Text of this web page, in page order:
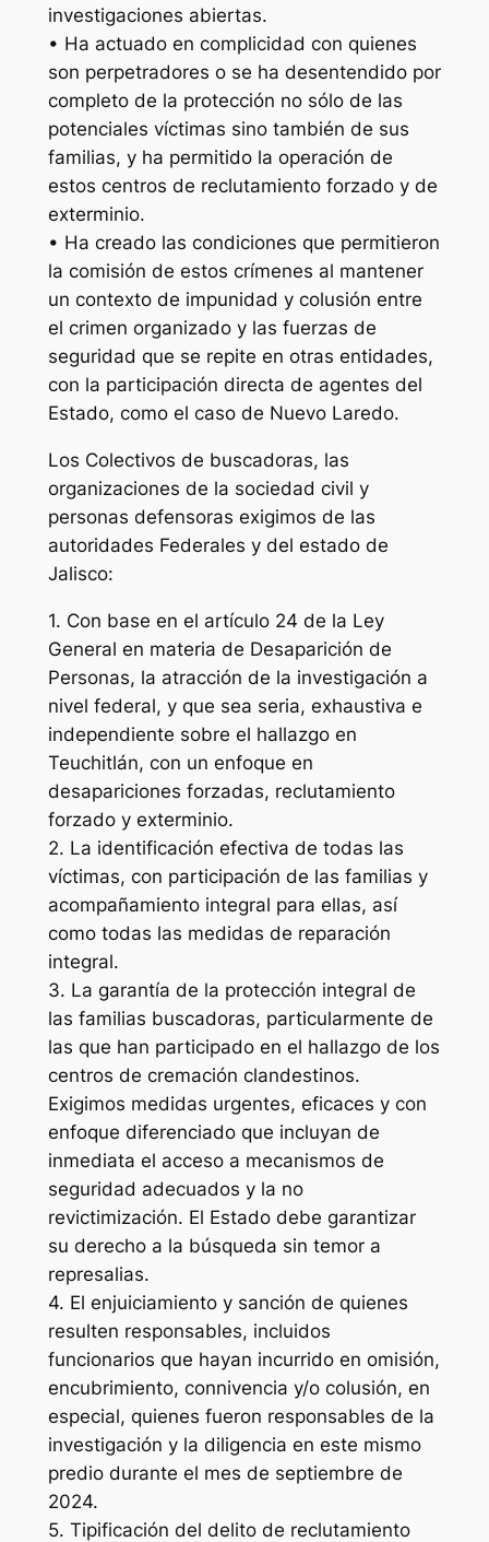
investigaciones abiertas.
• Ha actuado en complicidad con quienes
son perpetradores o se ha desentendido por
completo de la protección no sólo de las
potenciales víctimas sino también de sus
familias, y ha permitido la operación de
estos centros de reclutamiento forzado y de
exterminio.
• Ha creado las condiciones que permitieron
la comisión de estos crímenes al mantener
un contexto de impunidad y colusión entre
el crimen organizado y las fuerzas de
seguridad que se repite en otras entidades,
con la participación directa de agentes del
Estado, como el caso de Nuevo Laredo.
Los Colectivos de buscadoras, las
organizaciones de la sociedad civil y
personas defensoras exigimos de las
autoridades Federales y del estado de
Jalisco:
1. Con base en el artículo 24 de la Ley
General en materia de Desaparición de
Personas, la atracción de la investigación a
nivel federal, y que sea seria, exhaustiva e
independiente sobre el hallazgo en
Teuchitlán, con un enfoque en
desapariciones forzadas, reclutamiento
forzado y exterminio.
2. La identificación efectiva de todas las
víctimas, con participación de las familias y
acompañamiento integral para ellas, así
como todas las medidas de reparación
integral.
3. La garantía de la protección integral de
las familias buscadoras, particularmente de
las que han participado en el hallazgo de los
centros de cremación clandestinos.
Exigimos medidas urgentes, eficaces y con
enfoque diferenciado que incluyan de
inmediata el acceso a mecanismos de
seguridad adecuados y la no
revictimización. El Estado debe garantizar
su derecho a la búsqueda sin temor a
represalias.
4. El enjuiciamiento y sanción de quienes
resulten responsables, incluidos
funcionarios que hayan incurrido en omisión,
encubrimiento, connivencia y/o colusión, en
especial, quienes fueron responsables de la
investigación y la diligencia en este mismo
predio durante el mes de septiembre de
2024.
5. Tipificación del delito de reclutamiento